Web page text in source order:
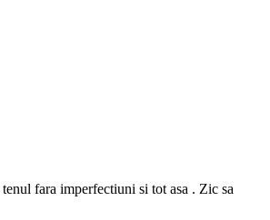
fara imperfectiuni si tot asa . Zic sa